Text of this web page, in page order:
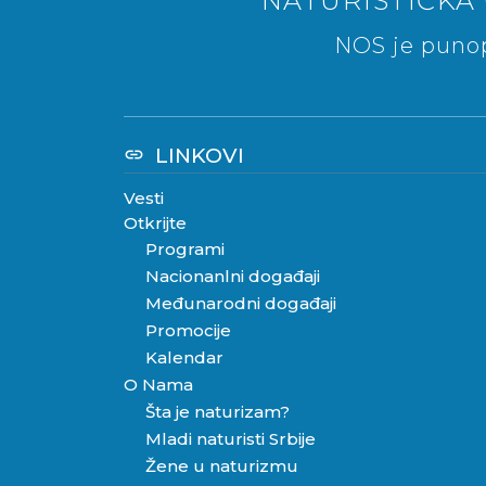
NOS je
link LINKOVI
Vesti
Otkrijte
Programi
Nacionanlni događaji
Međunarodni događaji
Promocije
Kalendar
O Nama
Šta je naturizam?
Mladi naturisti Srbije
Žene u naturizmu